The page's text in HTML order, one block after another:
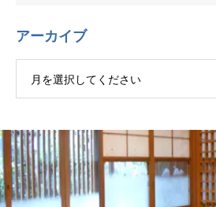
アーカイブ
月を選択してください